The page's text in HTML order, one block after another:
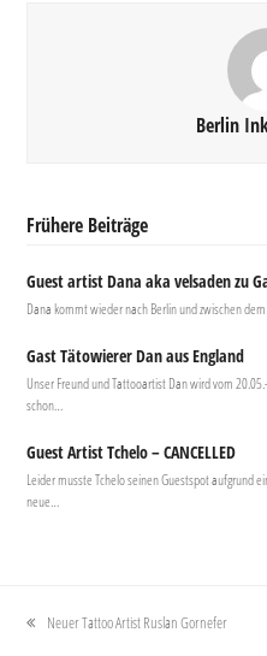
Berlin
Frühere Beiträge
Guest artist Dana aka velsaden zu
Dana kommt wieder nach Berlin und zwischen
Gast Tätowierer Dan aus England
Unser Freund und Tattooartist Dan wird vom
schon…
Guest Artist Tchelo – CANCELLED
Leider musste Tchelo seinen Guestspot aufgrund
neue…
vorheriger
Neuer Tattoo Artist Ruslan Gornefer